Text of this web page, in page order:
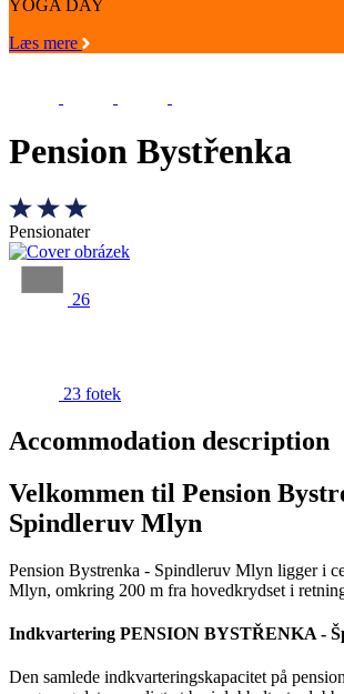
YOGA DAY
Læs mere
Pension Bystřenka
Pensionater
26
23 fotek
Accommodation description
Velkommen til Pension
Spindleruv Mlyn
Pension Bystrenka - Spindleruv Mlyn ligger i
Mlyn, omkring 200 m fra hovedkrydset i
Indkvartering PENSION BYSTŘENKA -
Den samlede indkvarteringskapacitet på